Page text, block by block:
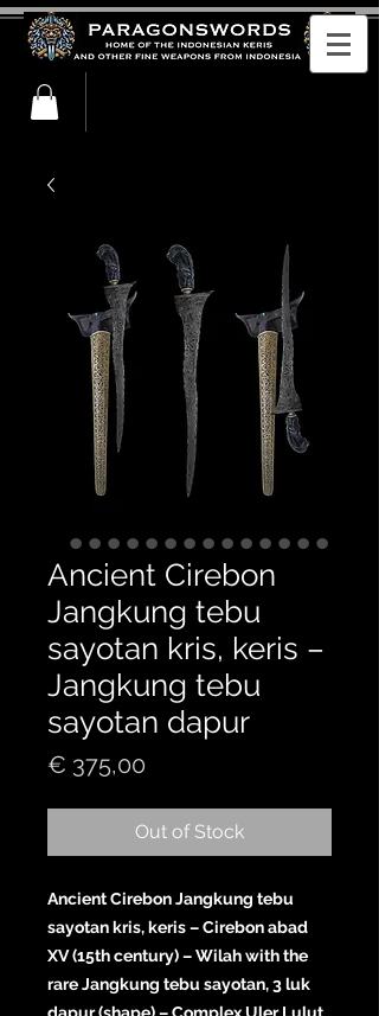
Ancient Cirebon
Jangkung tebu
sayotan kris, keris –
Jangkung tebu
sayotan dapur
€ 375,00
Out of Stock
Ancient Cirebon Jangkung tebu
sayotan kris, keris – Cirebon abad
XV (15th century) – Wilah with the
rare Jangkung tebu sayotan, 3 luk